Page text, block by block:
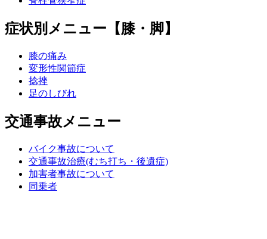
症状別メニュー【膝・脚】
膝の痛み
変形性関節症
捻挫
足のしびれ
交通事故メニュー
バイク事故について
交通事故治療(むち打ち・後遺症)
加害者事故について
同乗者